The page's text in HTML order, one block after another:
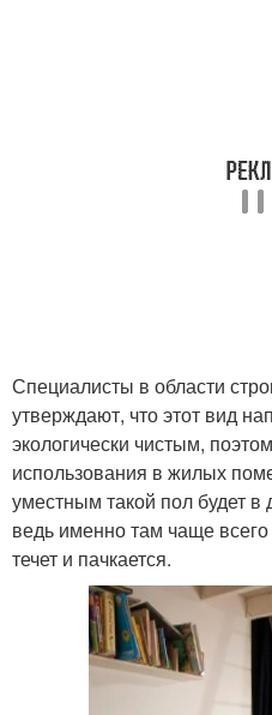
Специалисты в области
утверждают, что этот вид
экологически чистым,
использования в жилых
уместным такой пол будет в
ведь именно там чаще всего
течет и пачкается.